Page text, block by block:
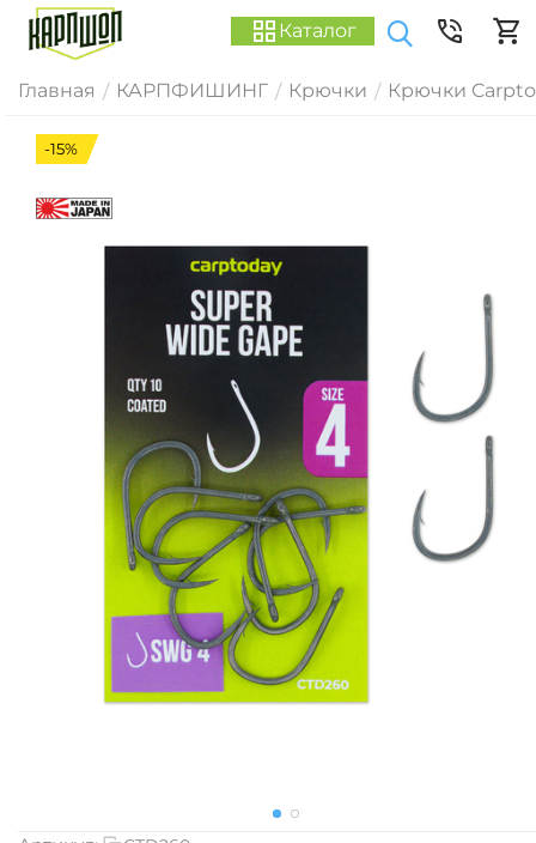
Каталог
Главная / КАРПФИШИНГ / Крючки / Крючки
-15%